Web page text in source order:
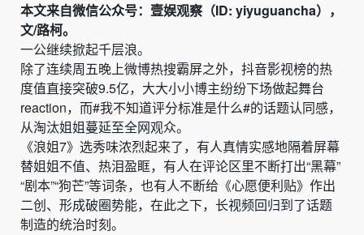
本文来自微信公众号：壹娱观察（ID: yiyuguancha），
文/路柯。
一公继续掀起千层浪。
除了连续周五晚上微博热搜霸屏之外，抖音影视榜的热
度值直接突破9.5亿，大大小小博主纷纷下场做起舞台
reaction，而#我不知道评分标准是什么#的话题认同感，
从淘汰姐姐蔓延至全网观众。
《浪姐7》选秀味浓烈起来了，有人真情实感地隔着屏幕
替姐姐不值、热泪盈眶，有人在评论区里不断打出“黑幕”
“剧本”“狗芒”等词条，也有人不断给《心愿便利贴》作出
二创、形成破圈势能，在此之下，长视频回归到了话题
制造的统治时刻。